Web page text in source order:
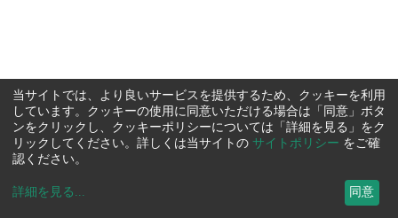
当サイトでは、より良いサービスを提供するため、クッキーを利用
しています。クッキーの使用に同意いただける場合は「同意」ボタ
ンをクリックし、クッキーポリシーについては「詳細を見る」をク
リックしてください。詳しくは当サイトの サイトポリシー をご確
認ください。
詳細を見る ... 同意